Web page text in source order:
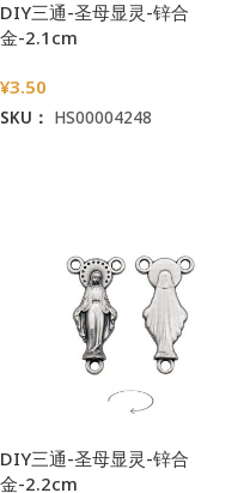
DIY三通-圣母显灵-锌合
金-2.1cm
¥3.50
SKU： HS00004248
DIY三通-圣母显灵-锌合
金-2.2cm